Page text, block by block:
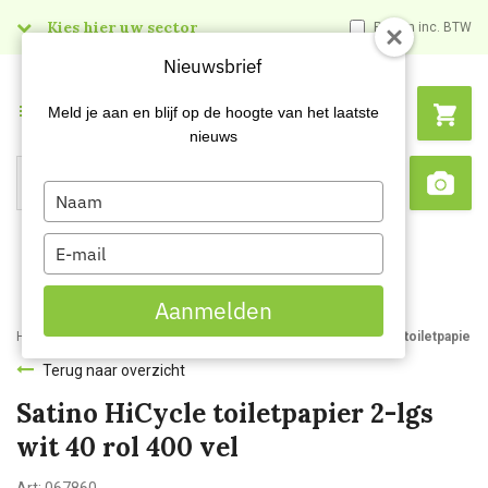
Kies hier uw sector Prijzen inc. BTW
Search
Menu
Home Webshop Hygienepapier Toiletpapier Satino HiCycle toiletpapier
Terug naar overzicht
Satino HiCycle toiletpapier 2-lgs
wit 40 rol 400 vel
Nieuwsbrief
Meld je aan en blijf op de hoogte van het laatste
nieuws
Type
your
name
Type
your
email
Aanmelden